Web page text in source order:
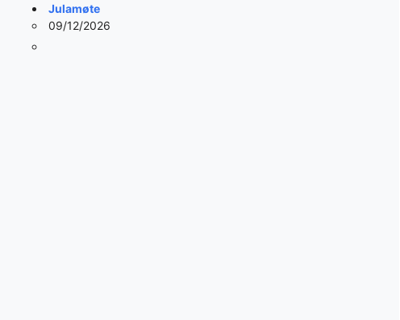
Julamøte
09/12/2026